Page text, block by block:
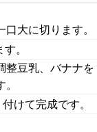
大に切ります。
。
整豆乳、バナナを
けて完成です。